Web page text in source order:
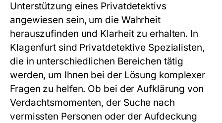
Unterstützung eines Privatdetektivs
angewiesen sein, um die Wahrheit
herauszufinden und Klarheit zu erhalten. In
Klagenfurt sind Privatdetektive Spezialisten,
die in unterschiedlichen Bereichen tätig
werden, um Ihnen bei der Lösung komplexer
Fragen zu helfen. Ob bei der Aufklärung von
Verdachtsmomenten, der Suche nach
vermissten Personen oder der Aufdeckung